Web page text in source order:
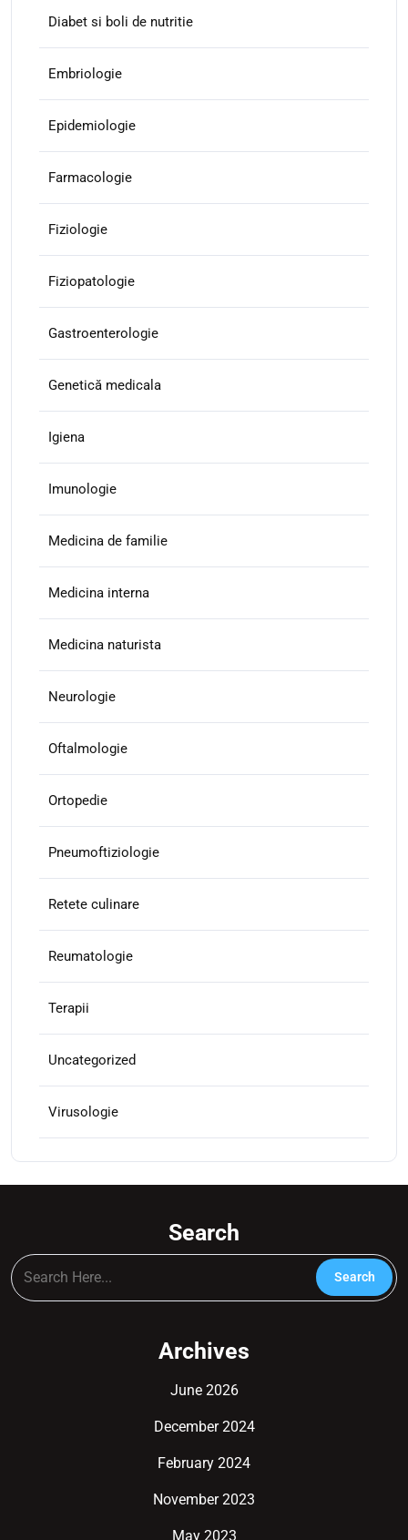
Diabet si boli de nutritie
Embriologie
Epidemiologie
Farmacologie
Fiziologie
Fiziopatologie
Gastroenterologie
Genetică medicala
Igiena
Imunologie
Medicina de familie
Medicina interna
Medicina naturista
Neurologie
Oftalmologie
Ortopedie
Pneumoftiziologie
Retete culinare
Reumatologie
Terapii
Uncategorized
Virusologie
Search
Archives
June 2026
December 2024
February 2024
November 2023
May 2023